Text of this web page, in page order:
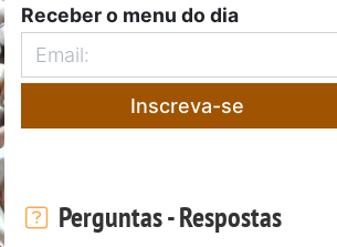
Receber o menu do dia
Inscreva-se
Perguntas - Respostas